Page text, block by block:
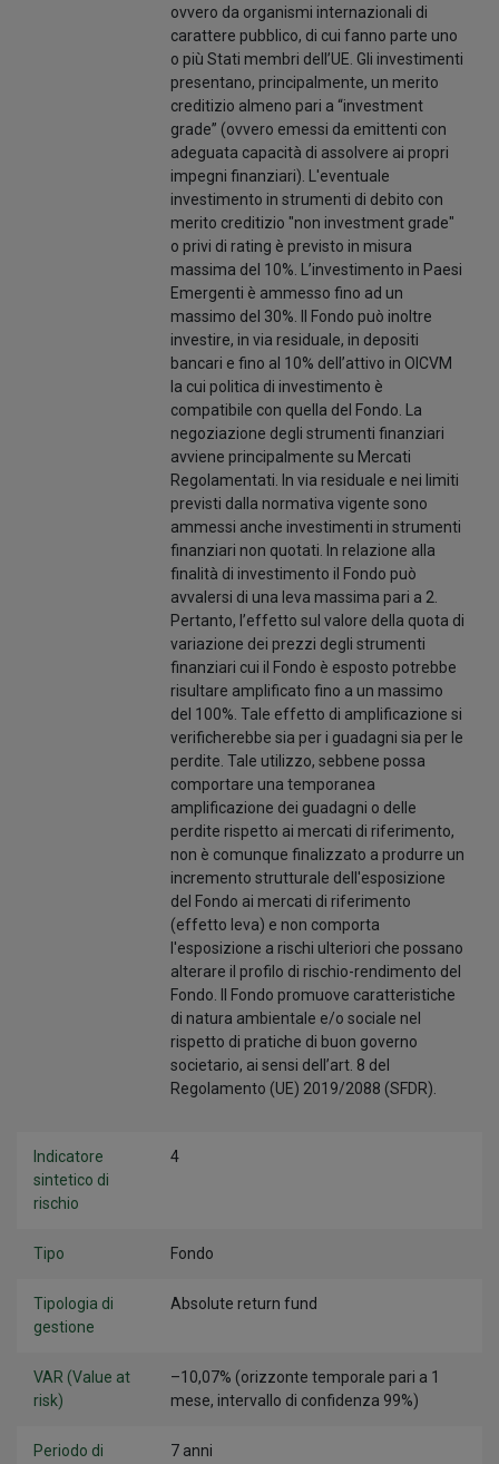
ovvero da organismi internazionali di
carattere pubblico, di cui fanno parte uno
o più Stati membri dell’UE. Gli investimenti
presentano, principalmente, un merito
creditizio almeno pari a “investment
grade” (ovvero emessi da emittenti con
adeguata capacità di assolvere ai propri
impegni finanziari). L'eventuale
investimento in strumenti di debito con
merito creditizio "non investment grade"
o privi di rating è previsto in misura
massima del 10%. L’investimento in Paesi
Emergenti è ammesso fino ad un
massimo del 30%. Il Fondo può inoltre
investire, in via residuale, in depositi
bancari e fino al 10% dell’attivo in OICVM
la cui politica di investimento è
compatibile con quella del Fondo. La
negoziazione degli strumenti finanziari
avviene principalmente su Mercati
Regolamentati. In via residuale e nei limiti
previsti dalla normativa vigente sono
ammessi anche investimenti in strumenti
finanziari non quotati. In relazione alla
finalità di investimento il Fondo può
avvalersi di una leva massima pari a 2.
Pertanto, l’effetto sul valore della quota di
variazione dei prezzi degli strumenti
finanziari cui il Fondo è esposto potrebbe
risultare amplificato fino a un massimo
del 100%. Tale effetto di amplificazione si
verificherebbe sia per i guadagni sia per le
perdite. Tale utilizzo, sebbene possa
comportare una temporanea
amplificazione dei guadagni o delle
perdite rispetto ai mercati di riferimento,
non è comunque finalizzato a produrre un
incremento strutturale dell'esposizione
del Fondo ai mercati di riferimento
(effetto leva) e non comporta
l'esposizione a rischi ulteriori che possano
alterare il profilo di rischio-rendimento del
Fondo. Il Fondo promuove caratteristiche
di natura ambientale e/o sociale nel
rispetto di pratiche di buon governo
societario, ai sensi dell’art. 8 del
Regolamento (UE) 2019/2088 (SFDR).
Indicatore
sintetico di
rischio
4
Tipo Fondo
Tipologia di
gestione
Absolute return fund
VAR (Value at
risk)
–10,07% (orizzonte temporale pari a 1
mese, intervallo di confidenza 99%)
Periodo di
7 anni